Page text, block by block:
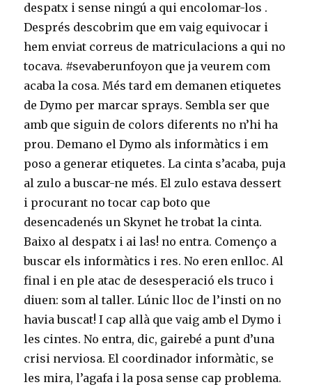
despatx i sense ningú a qui encolomar-los .
Després descobrim que em vaig equivocar i
hem enviat correus de matriculacions a qui no
tocava. #sevaberunfoyon que ja veurem com
acaba la cosa. Més tard em demanen etiquetes
de Dymo per marcar sprays. Sembla ser que
amb que siguin de colors diferents no n’hi ha
prou. Demano el Dymo als informàtics i em
poso a generar etiquetes. La cinta s’acaba, puja
al zulo a buscar-ne més. El zulo estava dessert
i procurant no tocar cap boto que
desencadenés un Skynet he trobat la cinta.
Baixo al despatx i ai las! no entra. Començo a
buscar els informàtics i res. No eren enlloc. Al
final i en ple atac de desesperació els truco i
diuen: som al taller. Lúnic lloc de l’insti on no
havia buscat! I cap allà que vaig amb el Dymo i
les cintes. No entra, dic, gairebé a punt d’una
crisi nerviosa. El coordinador informàtic, se
les mira, l’agafa i la posa sense cap problema.